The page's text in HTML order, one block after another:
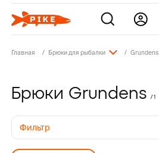
Главная Брюки для рыбалки Grundens
Брюки Grundens / 1
Фильтр